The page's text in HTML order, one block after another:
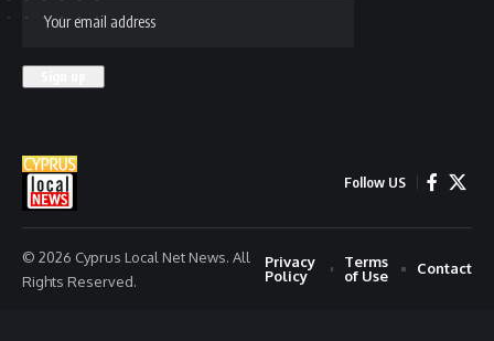
Follow US
© 2026 Cyprus Local Net News. All
Rights Reserved.
Privacy
Policy
Terms
of Use
Contact